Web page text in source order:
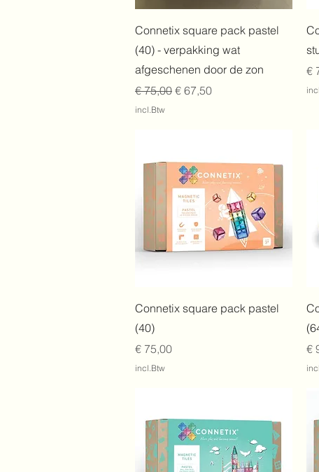
Snel overzicht
Connetix square pack pastel
(40) - verpakking wat
afgeschenen door de zon
Normale prijs
€ 75,00 Verkoopprijs
€ 67,50
incl.Btw
€
Snel overzicht
Connetix square pack pastel
(40)
Prijs
€ 75,00
incl.Btw
€